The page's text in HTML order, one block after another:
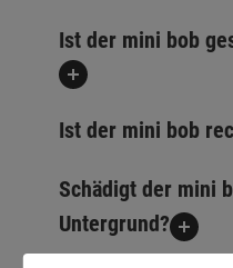
Ist der mini bob
Ist der mini bob
Schädigt der mini
Untergrund?